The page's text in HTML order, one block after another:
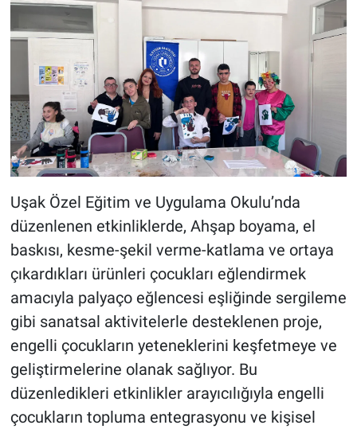
Uşak Özel Eğitim ve Uygulama Okulu’nda
düzenlenen etkinliklerde, Ahşap boyama, el
baskısı, kesme-şekil verme-katlama ve ortaya
çıkardıkları ürünleri çocukları eğlendirmek
amacıyla palyaço eğlencesi eşliğinde sergileme
gibi sanatsal aktivitelerle desteklenen proje,
engelli çocukların yeteneklerini keşfetmeye ve
geliştirmelerine olanak sağlıyor. Bu
düzenledikleri etkinlikler arayıcılığıyla engelli
çocukların topluma entegrasyonu ve kişisel